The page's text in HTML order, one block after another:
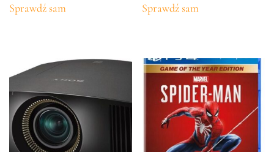
Sprawdź sam Sprawdź sam